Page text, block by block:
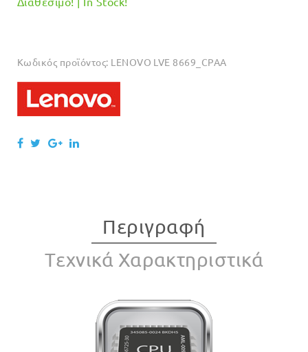
Κωδικός προϊόντος: LENOVO LVE 8669_CPAA
Περιγραφή
Tεχνικά Χαρακτηριστικά